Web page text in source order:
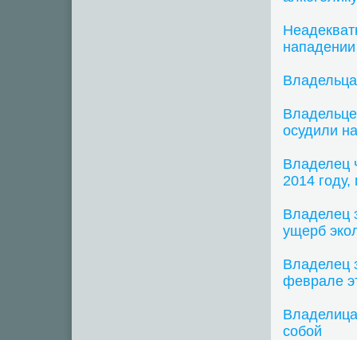
нападении
осудили
Владелец
2014
Владелец
ущерб
Владелец
феврале
собой